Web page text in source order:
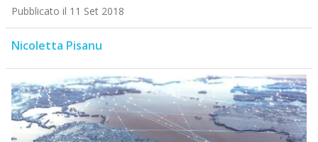
Pubblicato il 11 Set 2018
Nicoletta Pisanu